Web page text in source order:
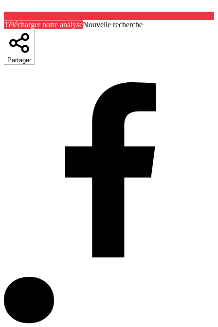
Télécharger notre analyseNouvelle recherche
Partager